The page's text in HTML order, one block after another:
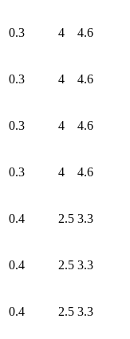
0.3 4 4.6
0.3 4 4.6
0.3 4 4.6
0.3 4 4.6
0.4 2.5 3.3
0.4 2.5 3.3
0.4 2.5 3.3